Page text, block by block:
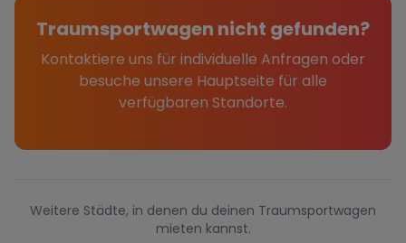
Traumsportwagen nicht gefunden?
Kontaktiere uns für individuelle Anfragen oder
besuche unsere Hauptseite für alle
verfügbaren Standorte.
Weitere Städte, in denen du deinen Traumsportwagen
mieten kannst.